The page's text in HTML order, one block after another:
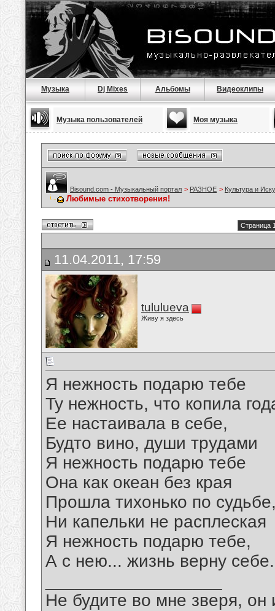
Музыка Dj Mixes Альбомы Видеоклипы
Музыка пользователей Моя музыка
Bisound.com - Музыкальный портал > РАЗНОЕ > Культура и
Любимые стихотворения!
Страница
11.04.2011, 17:59
tululueva
Живу я здесь
Я нежность подарю тебе
Ту нежность, что копила
Ее настаивала в себе,
Будто вино, души трудами
Я нежность подарю тебе
Она как океан без края
Прошла тихонько по
Ни капельки не расплеская
Я нежность подарю тебе,
А с нею... жизнь верну себе.
Не будите во мне зверя, он